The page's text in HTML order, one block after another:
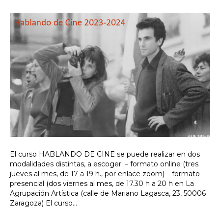
El curso HABLANDO DE CINE se puede realizar en dos
modalidades distintas, a escoger: – formato online (tres
jueves al mes, de 17 a 19 h., por enlace zoom) – formato
presencial (dos viernes al mes, de 17.30 h a 20 h en La
Agrupación Artística (calle de Mariano Lagasca, 23, 50006
Zaragoza) El curso…